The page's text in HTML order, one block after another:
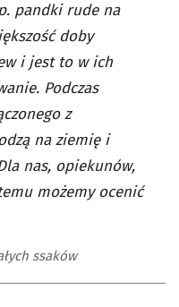
pandki rude na
doby
i jest to w ich
Podczas
z
na ziemię i
nas, opiekunów,
możemy ocenić
ssaków